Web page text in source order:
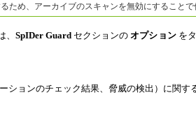
め、アーカイブのスキャンを無効にすること
、SpIDer Guard セクションのオプションをタ
ョンのチェック結果、脅威の検出）に関